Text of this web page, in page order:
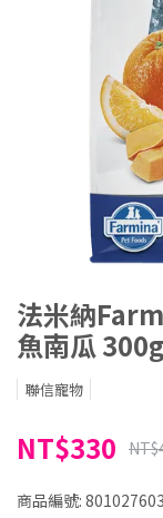
法米納
魚南瓜
聯信寵物
NT$330
商品編號: